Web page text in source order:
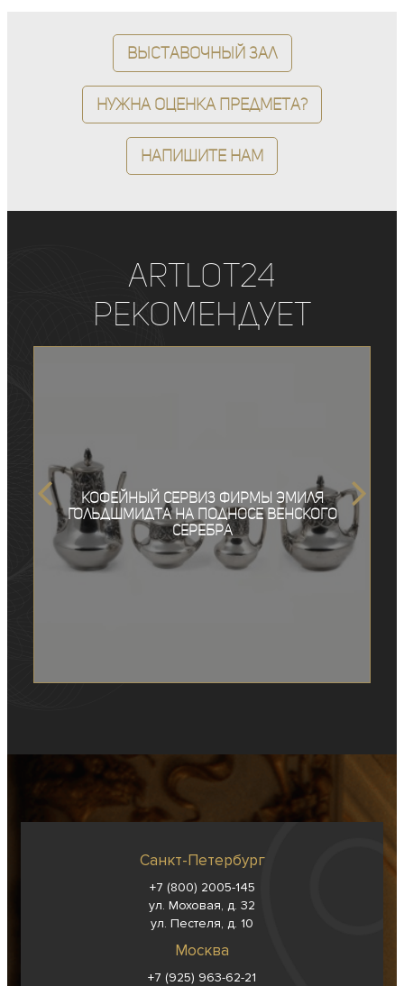
Выставочный зал
Нужна оценка предмета?
Напишите нам
ArtLot24
рекомендует
Кофейный сервиз фирмы Эмиля
Гольдшмидта на подносе венского
серебра
Санкт-Петербург
+7 (800) 2005-145
ул. Моховая, д. 32
ул. Пестеля, д. 10
Москва
+7 (925) 963-62-21